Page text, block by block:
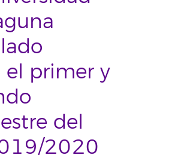
el primer y
del
2020